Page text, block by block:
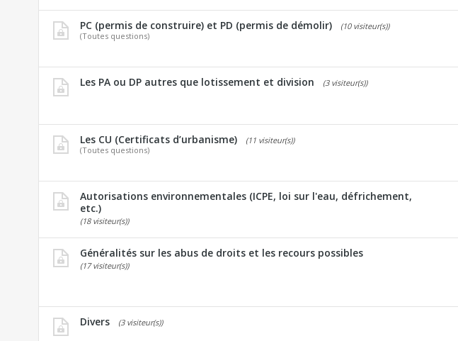
PC (permis de construire) et PD (permis de démolir)
(10 visiteur(s))
(Toutes questions)
Les PA ou DP autres que lotissement et division (3 visiteur(s))
Les CU (Certificats d’urbanisme)
(11 visiteur(s))
(Toutes questions)
Autorisations environnementales (ICPE, loi sur l'eau, défrichement,
etc.)
(18 visiteur(s))
Généralités sur les abus de droits et les recours possibles
(17 visiteur(s))
Divers (3 visiteur(s))